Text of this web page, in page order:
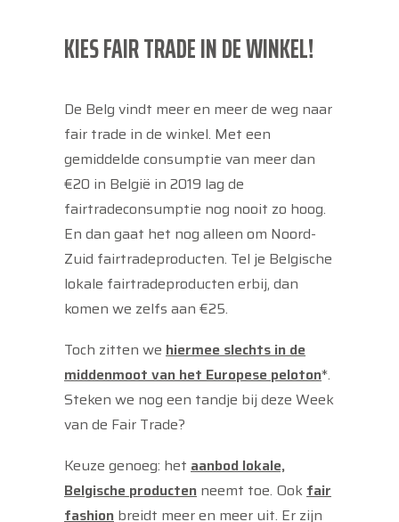
KIES FAIR TRADE IN DE WINKEL!
De Belg vindt meer en meer de weg naar
fair trade in de winkel. Met een
gemiddelde consumptie van meer dan
€20 in België in 2019 lag de
fairtradeconsumptie nog nooit zo hoog.
En dan gaat het nog alleen om Noord-
Zuid fairtradeproducten. Tel je Belgische
lokale fairtradeproducten erbij, dan
komen we zelfs aan €25.
Toch zitten we hiermee slechts in de
middenmoot van het Europese peloton*.
Steken we nog een tandje bij deze Week
van de Fair Trade?
Keuze genoeg: het aanbod lokale,
Belgische producten neemt toe. Ookfair
fashion breidt meer en meer uit. Er zijn